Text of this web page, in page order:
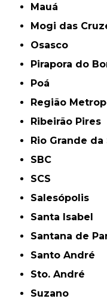
Mauá
Mogi das
Osasco
Pirapora do
Poá
Região
Ribeirão Pires
Rio Grande
SBC
SCS
Salesópolis
Santa Isabel
Santana de
Santo André
Sto. André
Suzano